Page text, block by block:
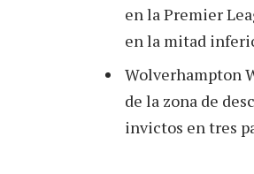
en la Premier
en la mitad
Wolverhampton
de la zona de
invictos en tres